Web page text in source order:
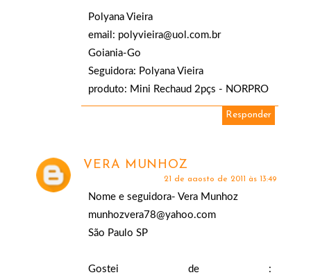
Polyana Vieira
email: polyvieira@uol.com.br
Goiania-Go
Seguidora: Polyana Vieira
produto: Mini Rechaud 2pçs - NORPRO
Responder
VERA MUNHOZ
21 de agosto de 2011 às 13:49
Nome e seguidora- Vera Munhoz
munhozvera78@yahoo.com
São Paulo SP
Gostei de :